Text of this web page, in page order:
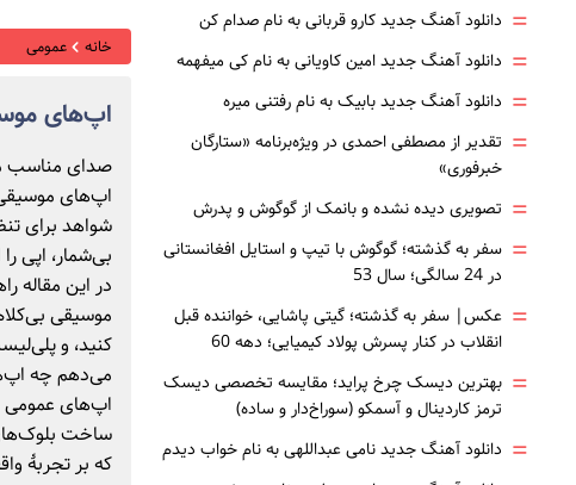
خانه عمومی
اپ‌های
صدای مناسب
اپ‌های
شواهد برای
بی‌شمار، اپی
در این مقاله
موسیقی
کنید، و
می‌دهم چه
اپ‌های عمومی
ساخت
که بر تجربهٔ
= دانلود آهنگ جدید کارو قربانی به نام صدام کن
= دانلود آهنگ جدید امین کاویانی به نام کی میفهمه
= دانلود آهنگ جدید بابیک به نام رفتنی میره
= تقدیر از مصطفی احمدی در ویژه‌برنامه «ستارگان
خبرفوری»
= تصویری دیده نشده و بانمک از گوگوش و پدرش
= سفر به گذشته؛ گوگوش با تیپ و استایل افغانستانی
در 24 سالگی؛ سال 53
= عکس| سفر به گذشته؛ گیتی پاشایی، خواننده قبل
انقلاب در کنار پسرش پولاد کیمیایی؛ دهه 60
= بهترین دیسک چرخ پراید؛ مقایسه تخصصی دیسک
ترمز کاردینال و آسمکو (سوراخ‌دار و ساده)
= دانلود آهنگ جدید نامی عبداللهی به نام خواب دیدم